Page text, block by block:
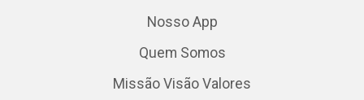
Nosso App
Quem Somos
Missão Visão Valores